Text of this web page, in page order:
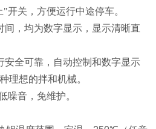
开关，方便运行中途停车。
间，均为数字显示，显示清晰直
安全可靠，自动控制和数字显示
理想的拌和机械。
噪音，免维护。